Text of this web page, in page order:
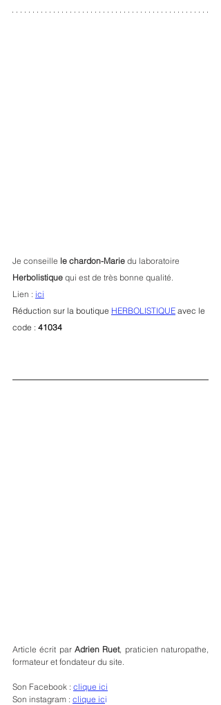
Je conseille le chardon-Marie du laboratoire
Herbolistique qui est de très bonne qualité.
Lien : ici
Réduction sur la boutique HERBOLISTIQUE avec le
code : 41034
Article écrit par Adrien Ruet, praticien naturopathe,
formateur et fondateur du site.
Son Facebook : clique ici
Son instagram : clique ici